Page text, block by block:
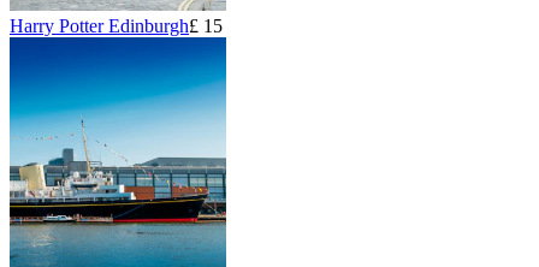
Harry Potter Edinburgh£ 15